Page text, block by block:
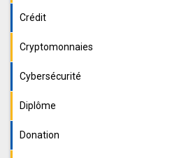
Crédit
Cryptomonnaies
Cybersécurité
Diplôme
Donation